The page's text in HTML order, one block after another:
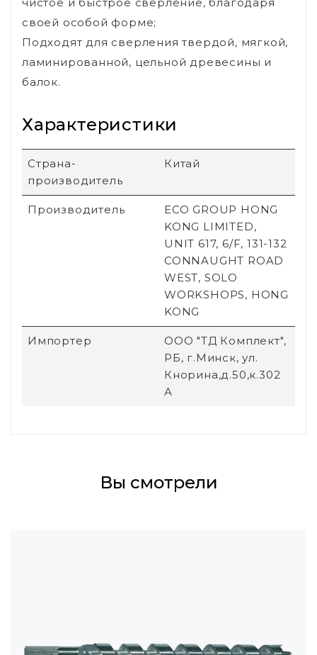
своей особой форме;
Подходят для сверления твердой, мягкой,
ламинированной, цельной древесины и
балок.
Характеристики
Страна-
производитель
Китай
Производитель
ECO GROUP HONG
KONG LIMITED,
UNIT 617, 6/F, 131-132
CONNAUGHT ROAD
WEST, SOLO
WORKSHOPS, HONG
KONG
Импортер
ООО "ТД Комплект",
РБ, г.Минск, ул.
Кнорина,д.50,к.302
А
Вы смотрели